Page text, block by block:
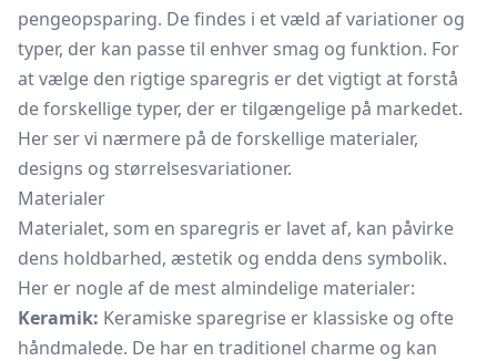
pengeopsparing. De findes i et væld af variationer og
typer, der kan passe til enhver smag og funktion. For
at vælge den rigtige sparegris er det vigtigt at forstå
de forskellige typer, der er tilgængelige på markedet.
Her ser vi nærmere på de forskellige materialer,
designs og størrelsesvariationer.
Materialer
Materialet, som en sparegris er lavet af, kan påvirke
dens holdbarhed, æstetik og endda dens symbolik.
Her er nogle af de mest almindelige materialer:
Keramik: Keramiske sparegrise er klassiske og ofte
håndmalede. De har en traditionel charme og kan